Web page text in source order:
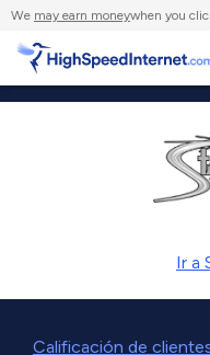
We may earn moneywhen you
Ir a
Calificación de